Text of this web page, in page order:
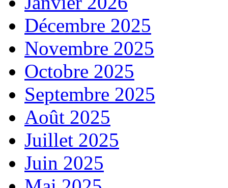
Décembre 2025
Novembre 2025
Octobre 2025
Septembre 2025
Août 2025
Juillet 2025
Juin 2025